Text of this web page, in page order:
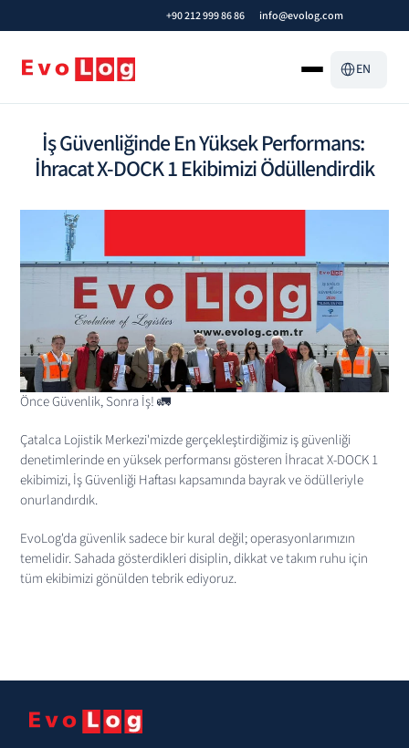
İş Güvenliğinde En Yüksek Performans:
İhracat X-DOCK 1 Ekibimizi Ödüllendirdik
Önce Güvenlik, Sonra İş! 🚛
Çatalca Lojistik Merkezi'mizde gerçekleştirdiğimiz iş güvenliği
denetimlerinde en yüksek performansı gösteren İhracat X-DOCK 1
ekibimizi, İş Güvenliği Haftası kapsamında bayrak ve ödülleriyle
onurlandırdık.
EvoLog'da güvenlik sadece bir kural değil; operasyonlarımızın
temelidir. Sahada gösterdikleri disiplin, dikkat ve takım ruhu için
tüm ekibimizi gönülden tebrik ediyoruz.
+90 212 999 86 86 info@evolog.com
EN